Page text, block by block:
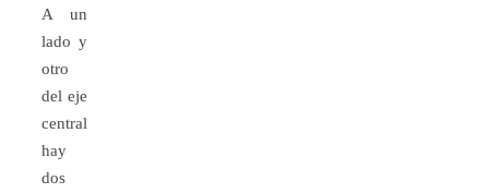
A un
lado y
otro
del eje
central
hay
dos